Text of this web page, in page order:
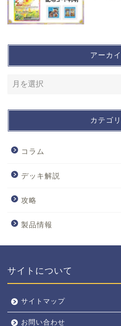
アーカ
カテゴ
コラム
デッキ解説
攻略
製品情報
サイトについて
サイトマップ
お問い合わせ